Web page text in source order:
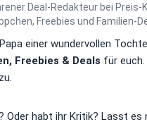
Deal-Redakteur bei
Freebies und Familien-
einer wundervollen
Freebies & Deals für euch.
Oder habt ihr Kritik? Lasst